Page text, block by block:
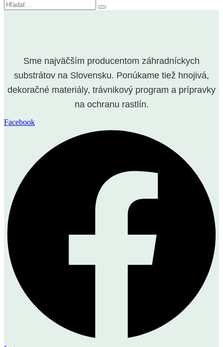
Vyhľadávanie
Sme najväčším producentom záhradníckych
substrátov na Slovensku. Ponúkame tiež hnojivá,
dekoračné materiály, trávnikový program a prípravky
na ochranu rastlín.
Facebook